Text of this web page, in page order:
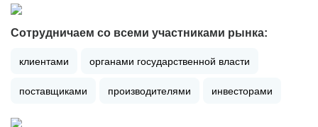
Сотрудничаем со всеми участниками рынка:
клиентами органами государственной власти
поставщиками производителями инвесторами